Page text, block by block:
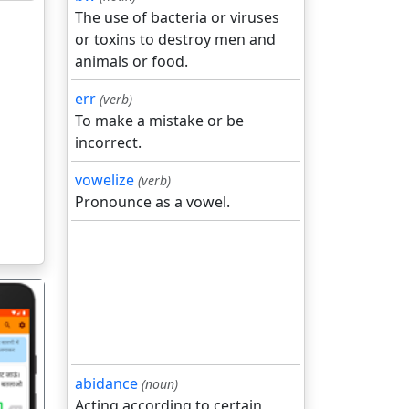
The use of bacteria or viruses
or toxins to destroy men and
animals or food.
err (verb)
To make a mistake or be
incorrect.
vowelize (verb)
Pronounce as a vowel.
abidance (noun)